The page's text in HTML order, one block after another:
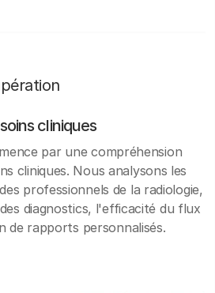
cliniques
par une compréhension
cliniques. Nous analysons les
professionnels de la radiologie,
diagnostics, l'efficacité du flux
de rapports personnalisés.